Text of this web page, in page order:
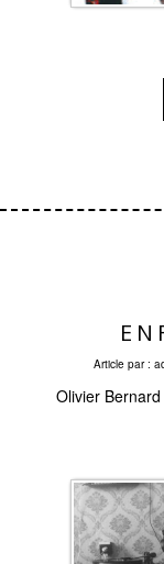
Article par :
Olivier